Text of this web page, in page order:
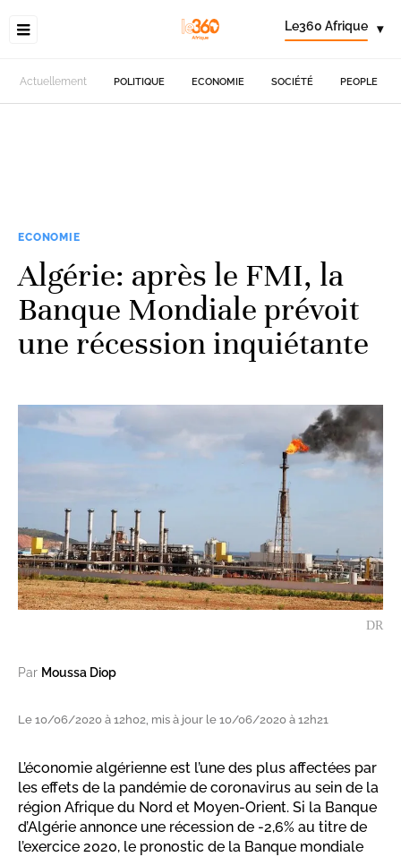
Le360 Afrique ▾
Actuellement POLITIQUE ECONOMIE SOCIÉTÉ PEOPLE
ECONOMIE
Algérie: après le FMI, la
Banque Mondiale prévoit
une récession inquiétante
DR
Par Moussa Diop
Le 10/06/2020 à 12h02, mis à jour le 10/06/2020 à 12h21
L’économie algérienne est l’une des plus affectées par
les effets de la pandémie de coronavirus au sein de la
région Afrique du Nord et Moyen-Orient. Si la Banque
d’Algérie annonce une récession de -2,6% au titre de
l’exercice 2020, le pronostic de la Banque mondiale